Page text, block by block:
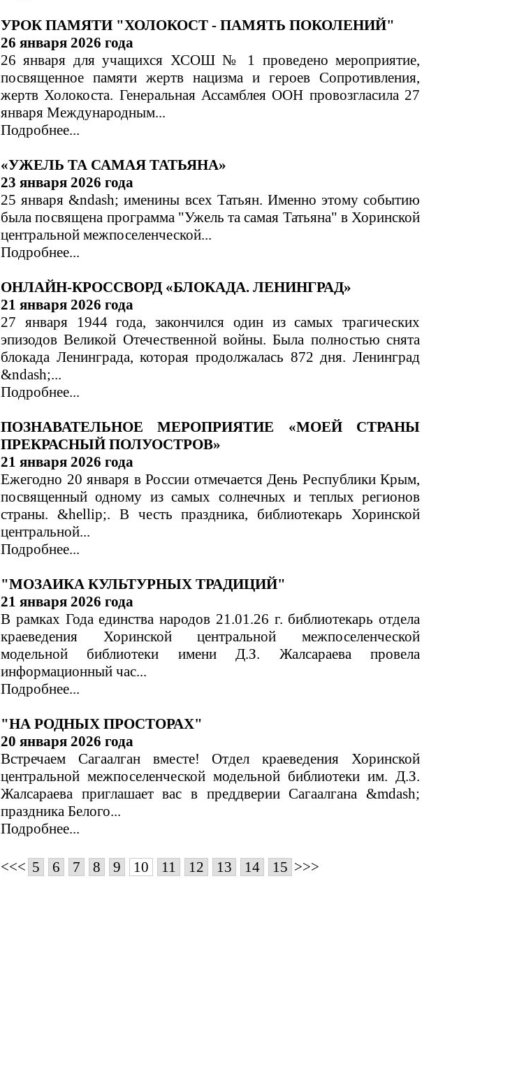
УРОК ПАМЯТИ "ХОЛОКОСТ - ПАМЯТЬ ПОКОЛЕНИЙ"
26 января 2026 года
26 января для учащихся ХСОШ № 1 проведено мероприятие,
посвященное памяти жертв нацизма и героев Сопротивления,
жертв Холокоста. Генеральная Ассамблея ООН провозгласила 27
января Международным...
Подробнее...
«УЖЕЛЬ ТА САМАЯ ТАТЬЯНА»
23 января 2026 года
25 января &ndash; именины всех Татьян. Именно этому событию
была посвящена программа "Ужель та самая Татьяна" в Хоринской
центральной межпоселенческой...
Подробнее...
ОНЛАЙН-КРОССВОРД «БЛОКАДА. ЛЕНИНГРАД»
21 января 2026 года
27 января 1944 года, закончился один из самых трагических
эпизодов Великой Отечественной войны. Была полностью снята
блокада Ленинграда, которая продолжалась 872 дня. Ленинград
&ndash;...
Подробнее...
ПОЗНАВАТЕЛЬНОЕ МЕРОПРИЯТИЕ «МОЕЙ СТРАНЫ
ПРЕКРАСНЫЙ ПОЛУОСТРОВ»
21 января 2026 года
Ежегодно 20 января в России отмечается День Республики Крым,
посвященный одному из самых солнечных и теплых регионов
страны. &hellip;. В честь праздника, библиотекарь Хоринской
центральной...
Подробнее...
"МОЗАИКА КУЛЬТУРНЫХ ТРАДИЦИЙ"
21 января 2026 года
В рамках Года единства народов 21.01.26 г. библиотекарь отдела
краеведения Хоринской центральной межпоселенческой
модельной библиотеки имени Д.З. Жалсараева провела
информационный час...
Подробнее...
"НА РОДНЫХ ПРОСТОРАХ"
20 января 2026 года
Встречаем Сагаалган вместе! Отдел краеведения Хоринской
центральной межпоселенческой модельной библиотеки им. Д.З.
Жалсараева приглашает вас в преддверии Сагаалгана &mdash;
праздника Белого...
Подробнее...
<<< 5 6 7 8 9 10 11 12 13 14 15 >>>